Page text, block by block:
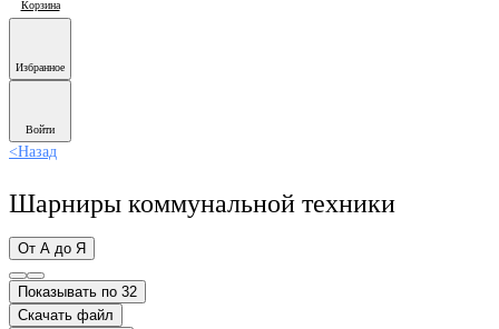
Корзина
Избранное
Войти
<Назад
Шарниры коммунальной техники
От А до Я
Показывать по 32
Скачать файл